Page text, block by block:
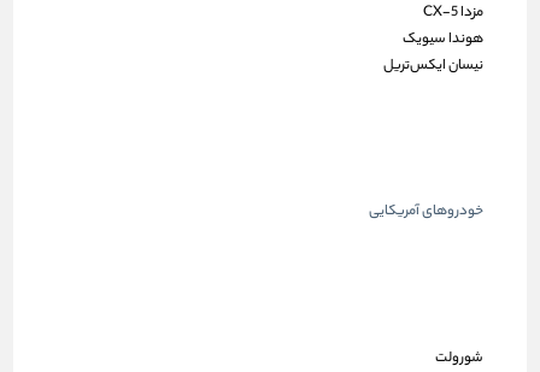
مزدا CX-5
هوندا سیویک
نیسان ایکس‌تریل
خودروهای آمریکایی
شورولت